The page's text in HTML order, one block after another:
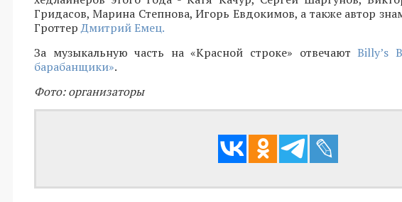
Гридасов, Марина Степнова, Игорь Евдокимов, а также автор
ГроттерДмитрий Емец.
За музыкальную часть на «Красной строке» отвечаютBilly’s
барабанщики».
Фото: организаторы